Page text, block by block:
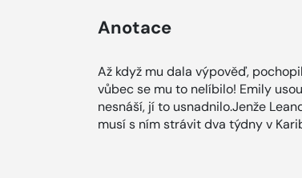
Anotace
Až když mu dala výpověď,
vůbec se mu to nelíbilo! Emily
nesnáší, jí to usnadnilo.Jenže
musí s ním strávit dva týdny v